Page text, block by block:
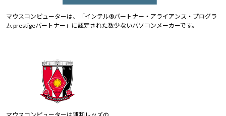
マウスコンピューターは、「インテル®パートナー・アライアンス・プログラ
ム prestigeパートナー」に認定された数少ないパソコンメーカーです。